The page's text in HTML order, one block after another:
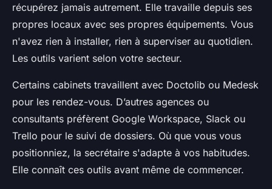
récupérez jamais autrement. Elle travaille depuis ses
propres locaux avec ses propres équipements. Vous
n'avez rien à installer, rien à superviser au quotidien.
Les outils varient selon votre secteur.
Certains cabinets travaillent avec Doctolib ou Medesk
pour les rendez-vous. D’autres agences ou
consultants préfèrent Google Workspace, Slack ou
Trello pour le suivi de dossiers. Où que vous vous
positionniez, la secrétaire s'adapte à vos habitudes.
Elle connaît ces outils avant même de commencer.